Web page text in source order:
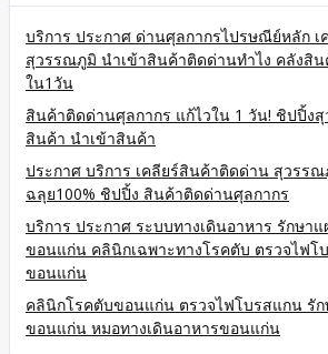
บริการ ประกาศ ด่านศุลกากรไปรษณีย์หลัก
สุวรรณภูมิ นำเข้าสินค้าติดด่านทำไง คลังสิ
ใน1วัน
สินค้าติดด่านศุลกากร แก้ไวใน 1 วัน! ชิปปิ้ง
สินค้า นำเข้าสินค้า
ประกาศ บริการ เคลียร์สินค้าติดด่าน สุวรร
ฉลุย100% ชิปปิ้ง สินค้าติดด่านศุลกากร
บริการ ประกาศ ระบบทางเดินอาหาร รักษา
ขอนแก่น คลินิกเฉพาะทางโรคตับ ตรวจไฟโ
ขอนแก่น
คลินิกโรคตับขอนแก่น ตรวจไฟโบรสแกน รั
ขอนแก่น หมอทางเดินอาหารขอนแก่น